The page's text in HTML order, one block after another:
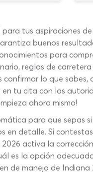
tus aspiraciones
buenos
para
reglas de
lo que
en tu cita con las
ahora mismo!
para que sepas
en detalle. Si
activa la
es la opción
de manejo de